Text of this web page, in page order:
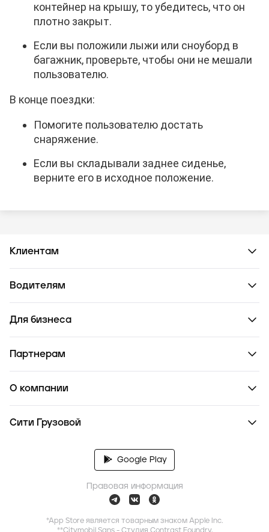
контейнер на крышу, то убедитесь, что он
плотно закрыт.
Если вы положили лыжи или сноуборд в
багажник, проверьте, чтобы они не мешали
пользователю.
В конце поездки:
Помогите пользователю достать
снаряжение.
Если вы складывали заднее сиденье,
верните его в исходное положение.
Клиентам
Водителям
Для бизнеса
Партнерам
О компании
Сити Грузовой
Google Play
Правовая информация
*App Store является товарным знаком Apple Inc.